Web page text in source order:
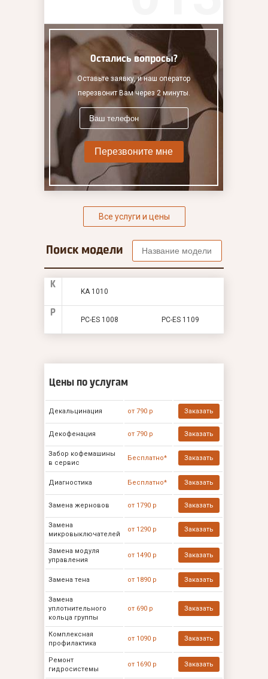
Остались вопросы?
Оставьте заявку, и наш оператор
перезвонит Вам через 2 минуты.
Перезвоните мне
Все услуги и цены
Поиск модели
K
KA 1010
P
PC-ES 1008 PC-ES 1109
Цены по услугам
Декальцинация от 790 р Заказать
Декофенация от 790 р Заказать
Забор кофемашины
в сервис
Бесплатно* Заказать
Диагностика Бесплатно* Заказать
Замена жерновов от 1790 р Заказать
Замена
микровыключателей
от 1290 р Заказать
Замена модуля
управления
от 1490 р Заказать
Замена тена от 1890 р Заказать
Замена
уплотнительного
кольца группы
от 690 р Заказать
Комплексная
профилактика
от 1090 р Заказать
Ремонт
гидросистемы
от 1690 р Заказать